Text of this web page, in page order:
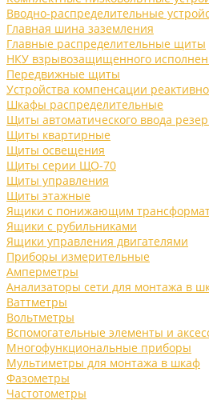
Вводно-распределительные
Главная шина заземления
Главные распределительные щиты
НКУ взрывозащищенного
Передвижные щиты
Устройства компенсации
Шкафы распределительные
Щиты автоматического ввода
Щиты квартирные
Щиты освещения
Щиты серии ЩО-70
Щиты управления
Щиты этажные
Ящики с понижающим
Ящики с рубильниками
Ящики управления двигателями
Приборы измерительные
Амперметры
Анализаторы сети для монтажа в
Ваттметры
Вольтметры
Вспомогательные элементы и
Многофункциональные приборы
Мультиметры для монтажа в шкаф
Фазометры
Частотометры